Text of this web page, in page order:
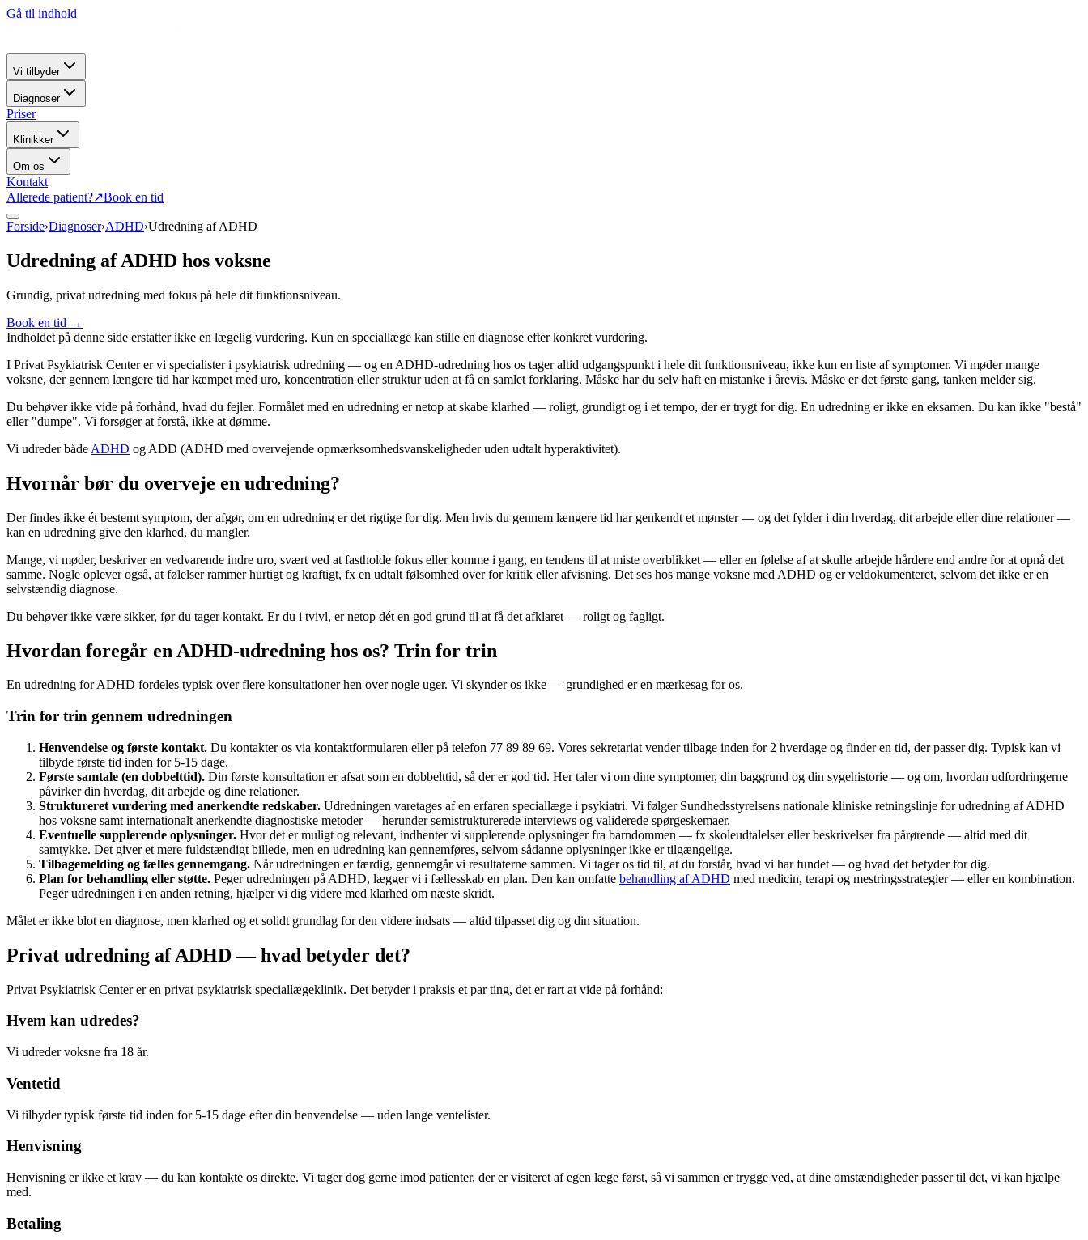
Gå til indhold
Vi tilbyder
Diagnoser
Priser
Klinikker
Om os
Kontakt
Allerede patient?↗Book en tid
Forside›Diagnoser›ADHD›Udredning af ADHD
Udredning af ADHD hos voksne
Grundig, privat udredning med fokus på hele dit funktionsniveau.
Book en tid →
Indholdet på denne side erstatter ikke en lægelig vurdering. Kun en speciallæge kan stille en diagnose efter konkret vurdering.
I Privat Psykiatrisk Center er vi specialister i psykiatrisk udredning — og en ADHD-udredning hos os tager altid udgangspunkt i hele dit funktionsniveau, ikke kun en liste af symptomer. Vi møder mange
voksne, der gennem længere tid har kæmpet med uro, koncentration eller struktur uden at få en samlet forklaring. Måske har du selv haft en mistanke i årevis. Måske er det første gang, tanken melder sig.
Du behøver ikke vide på forhånd, hvad du fejler. Formålet med en udredning er netop at skabe klarhed — roligt, grundigt og i et tempo, der er trygt for dig. En udredning er ikke en eksamen. Du kan ikke "bestå"
eller "dumpe". Vi forsøger at forstå, ikke at dømme.
Vi udreder både ADHD og ADD (ADHD med overvejende opmærksomhedsvanskeligheder uden udtalt hyperaktivitet).
Hvornår bør du overveje en udredning?
Der findes ikke ét bestemt symptom, der afgør, om en udredning er det rigtige for dig. Men hvis du gennem længere tid har genkendt et mønster — og det fylder i din hverdag, dit arbejde eller dine relationer —
kan en udredning give den klarhed, du mangler.
Mange, vi møder, beskriver en vedvarende indre uro, svært ved at fastholde fokus eller komme i gang, en tendens til at miste overblikket — eller en følelse af at skulle arbejde hårdere end andre for at opnå det
samme. Nogle oplever også, at følelser rammer hurtigt og kraftigt, fx en udtalt følsomhed over for kritik eller afvisning. Det ses hos mange voksne med ADHD og er veldokumenteret, selvom det ikke er en
selvstændig diagnose.
Du behøver ikke være sikker, før du tager kontakt. Er du i tvivl, er netop dét en god grund til at få det afklaret — roligt og fagligt.
Hvordan foregår en ADHD-udredning hos os? Trin for trin
En udredning for ADHD fordeles typisk over flere konsultationer hen over nogle uger. Vi skynder os ikke — grundighed er en mærkesag for os.
Trin for trin gennem udredningen
Henvendelse og første kontakt. Du kontakter os via kontaktformularen eller på telefon 77 89 89 69. Vores sekretariat vender tilbage inden for 2 hverdage og finder en tid, der passer dig. Typisk kan vi
tilbyde første tid inden for 5-15 dage.
Første samtale (en dobbelttid). Din første konsultation er afsat som en dobbelttid, så der er god tid. Her taler vi om dine symptomer, din baggrund og din sygehistorie — og om, hvordan udfordringerne
påvirker din hverdag, dit arbejde og dine relationer.
Struktureret vurdering med anerkendte redskaber. Udredningen varetages af en erfaren speciallæge i psykiatri. Vi følger Sundhedsstyrelsens nationale kliniske retningslinje for udredning af ADHD
hos voksne samt internationalt anerkendte diagnostiske metoder — herunder semistrukturerede interviews og validerede spørgeskemaer.
Eventuelle supplerende oplysninger. Hvor det er muligt og relevant, indhenter vi supplerende oplysninger fra barndommen — fx skoleudtalelser eller beskrivelser fra pårørende — altid med dit
samtykke. Det giver et mere fuldstændigt billede, men en udredning kan gennemføres, selvom sådanne oplysninger ikke er tilgængelige.
Tilbagemelding og fælles gennemgang. Når udredningen er færdig, gennemgår vi resultaterne sammen. Vi tager os tid til, at du forstår, hvad vi har fundet — og hvad det betyder for dig.
Plan for behandling eller støtte. Peger udredningen på ADHD, lægger vi i fællesskab en plan. Den kan omfatte behandling af ADHD med medicin, terapi og mestringsstrategier — eller en kombination.
Peger udredningen i en anden retning, hjælper vi dig videre med klarhed om næste skridt.
Målet er ikke blot en diagnose, men klarhed og et solidt grundlag for den videre indsats — altid tilpasset dig og din situation.
Privat udredning af ADHD — hvad betyder det?
Privat Psykiatrisk Center er en privat psykiatrisk speciallægeklinik. Det betyder i praksis et par ting, det er rart at vide på forhånd:
Hvem kan udredes?
Vi udreder voksne fra 18 år.
Ventetid
Vi tilbyder typisk første tid inden for 5-15 dage efter din henvendelse — uden lange ventelister.
Henvisning
Henvisning er ikke et krav — du kan kontakte os direkte. Vi tager dog gerne imod patienter, der er visiteret af egen læge først, så vi sammen er trygge ved, at dine omstændigheder passer til det, vi kan hjælpe
med.
Betaling